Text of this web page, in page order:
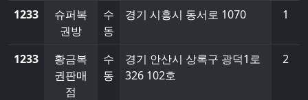
1233
슈퍼복
권방
수
동
경기 시흥시 동서로 1070 1
1233
황금복
권판매
점
수
동
경기 안산시 상록구 광덕1로
326 102호
2